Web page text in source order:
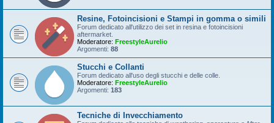
Resine, Fotoincisioni e Stampi in gomma o simili
Forum dedicato all'utilizzo dei set in resina e fotoincisioni
aftermarket.
Moderatore: FreestyleAurelio
Argomenti: 88
Stucchi e Collanti
Forum dedicato all'uso degli stucchi e delle colle.
Moderatore: FreestyleAurelio
Argomenti: 183
Tecniche di Invecchiamento